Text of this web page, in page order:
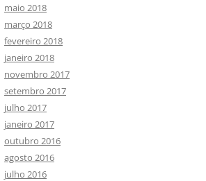
maio 2018
março 2018
fevereiro 2018
janeiro 2018
novembro 2017
setembro 2017
julho 2017
janeiro 2017
outubro 2016
agosto 2016
julho 2016